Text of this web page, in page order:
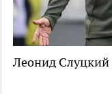
Леонид Слуцкий